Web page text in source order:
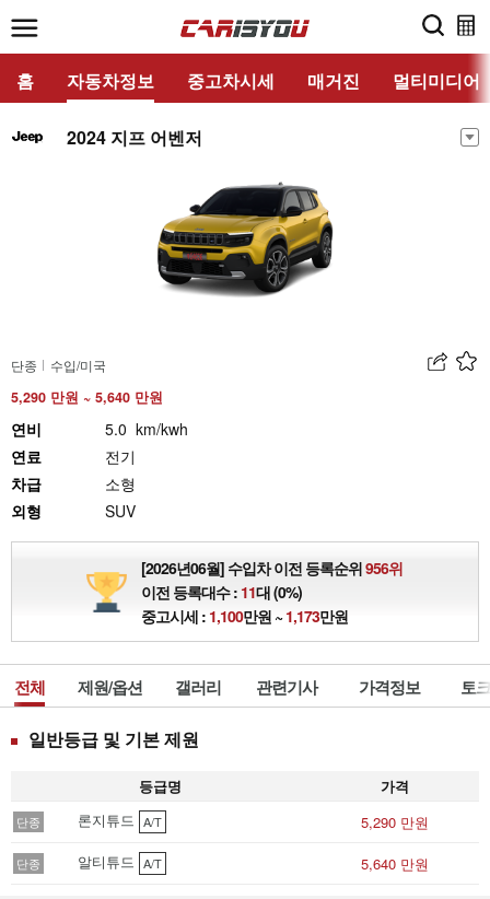
홈 자동차정보 중고차시세 매거진 멀티미디어
2024 지프 어벤저
단종 수입/미국
5,290 만원 ~ 5,640 만원
연비
5.0 km/kwh
연료
전기
차급
소형
외형
SUV
[2026년06월] 수입차 이전 등록순위956위
이전 등록대수 : 11대 (0%)
중고시세 : 1,100만원 ~1,173만원
전체 제원/옵션 갤러리 관련기사 가격정보 토
일반등급 및 기본 제원
등급명 가격
단종 론지튜드 A/T 5,290 만원
단종 알티튜드 A/T 5,640 만원